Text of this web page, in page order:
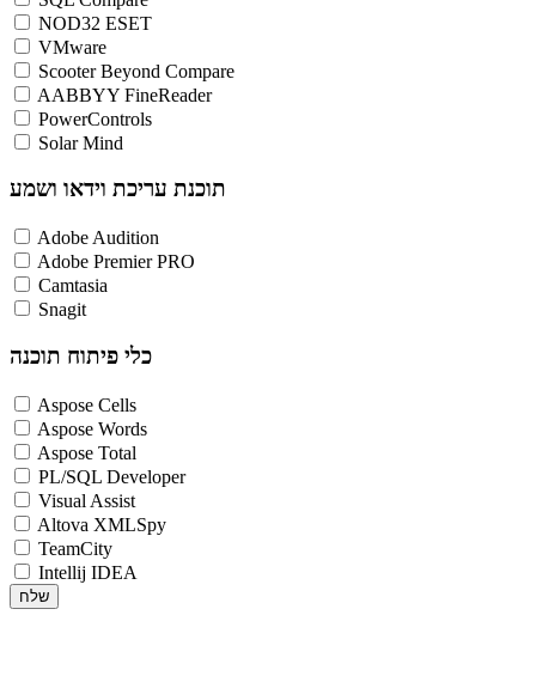
NOD32 ESET
VMware
Scooter Beyond Compare
AABBYY FineReader
PowerControls
Solar Mind
תוכנת עריכת וידאו ושמע
Adobe Audition
Adobe Premier PRO
Camtasia
Snagit
כלי פיתוח תוכנה
Aspose Cells
Aspose Words
Aspose Total
PL/SQL Developer
Visual Assist
Altova XMLSpy
TeamCity
Intellij IDEA